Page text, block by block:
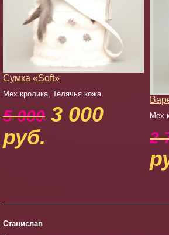
Сумка «Soft»
Мех кролика, Телячья кожа
5 000 3 000
руб.
Мех
2
Станислав